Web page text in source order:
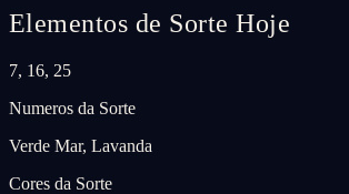
Elementos de Sorte Hoje
7, 16, 25
Numeros da Sorte
Verde Mar, Lavanda
Cores da Sorte